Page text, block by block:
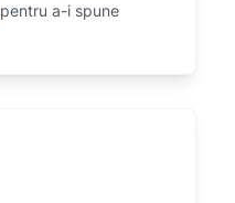
pentru a-i spune